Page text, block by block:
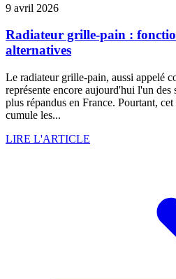
9 avril 2026
Radiateur grille-pain :
alternatives
Le radiateur grille-pain, aussi appelé
représente encore aujourd'hui l'un des
plus répandus en France. Pourtant,
cumule les...
LIRE L'ARTICLE